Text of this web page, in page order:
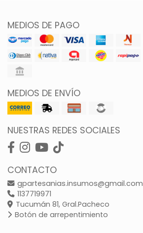
MEDIOS DE PAGO
MEDIOS DE ENVÍO
NUESTRAS REDES SOCIALES
CONTACTO
gpartesanias.insumos@gmail.com
1137719971
Tucumán 81, Gral.Pacheco
Botón de arrepentimiento